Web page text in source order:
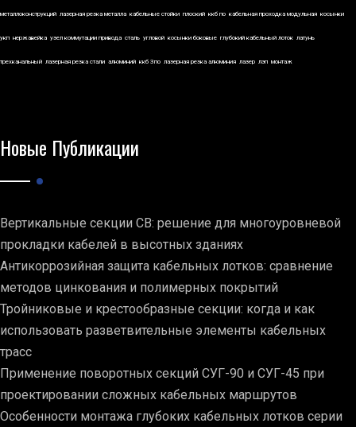
металлоконструкций лазерная резка металла кабельные стойки плоский ккб по кабельная проходка модульная косынки
укп нержавейка узел коммутации привода сталь угловой косынки боковые глубокий кабельный лоток латунь
трехканальный лазерная резка стали алюминий ккб 3по лазерная резка алюминия лазер лэп монтаж
Новые Публикации
Вертикальные секции СВ: решение для многоуровневой
прокладки кабелей в высотных зданиях
Антикоррозийная защита кабельных лотков: сравнение
методов цинкования и полимерных покрытий
Тройниковые и крестообразные секции: когда и как
использовать разветвительные элементы кабельных
трасс
Применение поворотных секций СУГ-90 и СУГ-45 при
проектировании сложных кабельных маршрутов
Особенности монтажа глубоких кабельных лотков серии